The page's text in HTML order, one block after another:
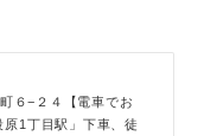
６−２４【電車でお
1丁目駅」下車、徒